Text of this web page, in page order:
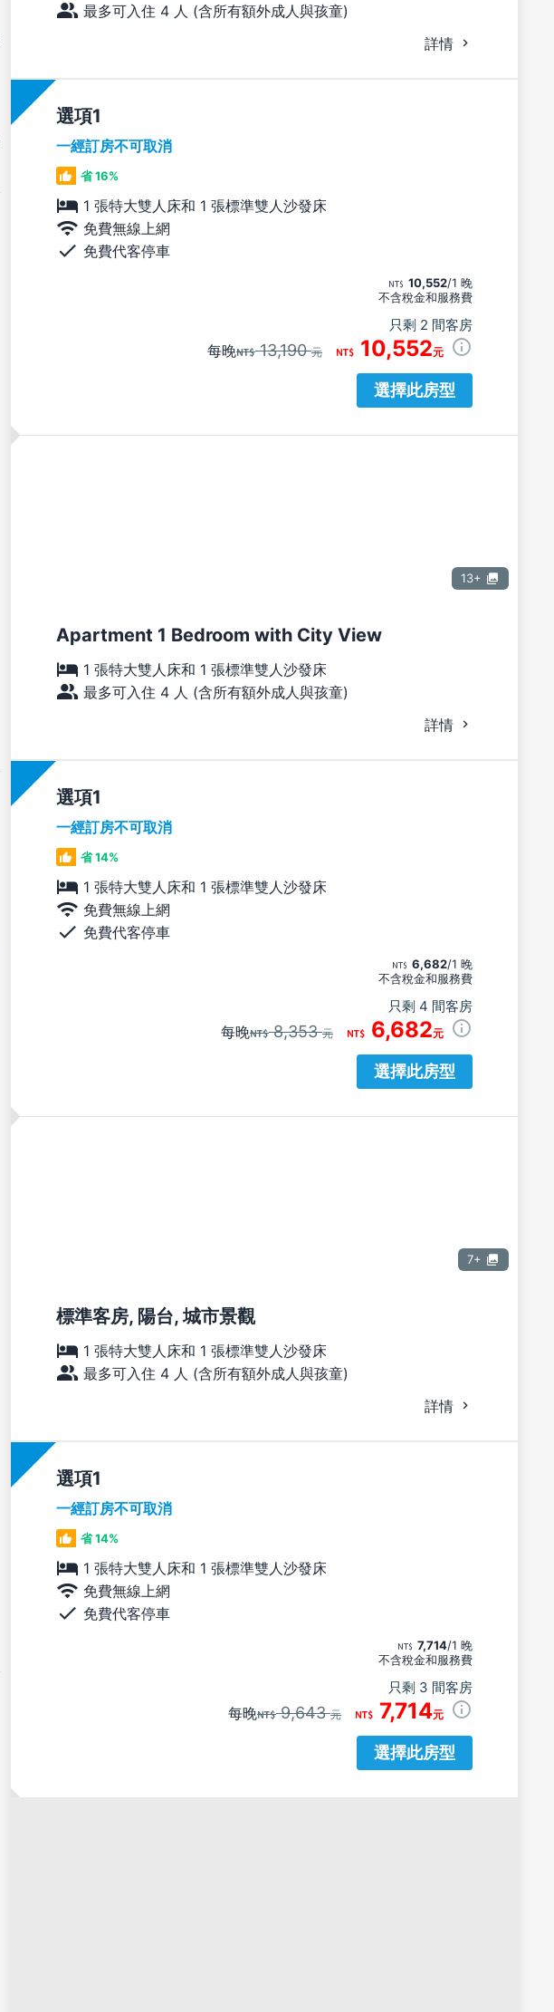
最多可入住 4 人 (含所有額外成人與孩童)
詳情
選項
一經訂房不可取消
省 16%
1 張特大雙人床和 1 張標準雙人沙發床
免費無線上網
免費代客停車
10,552/1 晚
不含稅金和服務費
只剩 2 間客房
每晚 13,190元 10,552元
選擇此房型
13+
Apartment 1 Bedroom with City View
1 張特大雙人床和 1 張標準雙人沙發床
最多可入住 4 人 (含所有額外成人與孩童)
詳情
選項
一經訂房不可取消
省 14%
1 張特大雙人床和 1 張標準雙人沙發床
免費無線上網
免費代客停車
6,682/1 晚
不含稅金和服務費
只剩 4 間客房
每晚 8,353元 6,682元
選擇此房型
7+
標準客房, 陽台, 城市景觀
1 張特大雙人床和 1 張標準雙人沙發床
最多可入住 4 人 (含所有額外成人與孩童)
詳情
選項
一經訂房不可取消
省 14%
1 張特大雙人床和 1 張標準雙人沙發床
免費無線上網
免費代客停車
7,714/1 晚
不含稅金和服務費
只剩 3 間客房
每晚 9,643元 7,714元
選擇此房型